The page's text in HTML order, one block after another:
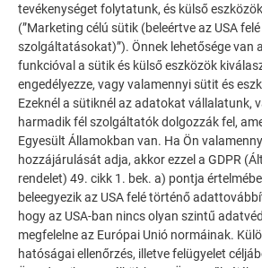
INSPIRÁLÓDJON
TOVÁBBI ÉPÜLETEK
A PREFA referencia galéria
sokoldalúan felhasználható az
további lenyűgöző projekteket a tartós
alumínium megoldásokkal tetőkhöz,
homlokzatokhoz.
TEKINTSE MEG TOVÁBBI REFERENCIÁINKAT
tevékenységet folytatunk, és külső
(”Marketing célú sütik (beleértve az USA
szolgáltatásokat)”). Önnek lehetősége van
funkcióval a sütik és külső eszközök
engedélyezze, vagy valamennyi sütit és
Ezeknél a sütiknél az adatokat vállalatunk,
harmadik fél szolgáltatók dolgozzák fel,
Egyesült Államokban van. Ha Ön
hozzájárulását adja, akkor ezzel a GDPR
rendelet) 49. cikk 1. bek. a) pontja
beleegyezik az USA felé történő
hogy az USA-ban nincs olyan szintű
megfelelne az Európai Unió normáinak.
hatóságai ellenőrzés, illetve felügyelet